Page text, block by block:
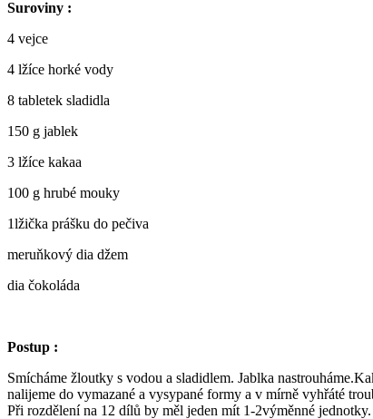
Suroviny :
4 vejce
4 lžíce horké vody
8 tabletek sladidla
150 g jablek
3 lžíce kakaa
100 g hrubé mouky
1lžička prášku do pečiva
meruňkový dia džem
dia čokoláda
Postup :
Smícháme žloutky s vodou a sladidlem. Jablka
nalijeme do vymazané a vysypané formy a v mírně vyhřáté
Při rozdělení na 12 dílů by měl jeden mít 1-2výměnné jednotky.